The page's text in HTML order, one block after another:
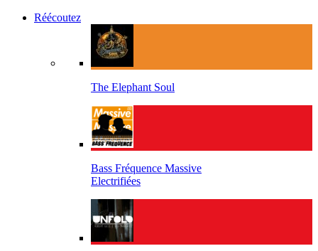
Réécoutez
The Elephant Soul
Bass Fréquence Massive
Electrifiées